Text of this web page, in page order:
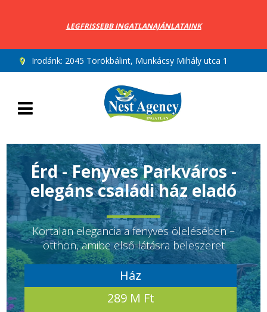
LEGFRISSEBB INGATLANAJÁNLATAINK
Irodánk: 2045 Törökbálint, Munkácsy Mihály utca 10.
Érd - Fenyves Parkváros -
elegáns családi ház eladó
Kortalan elegancia a fenyves ölelésében –
otthon, amibe első látásra beleszeret
Ház
289 M Ft